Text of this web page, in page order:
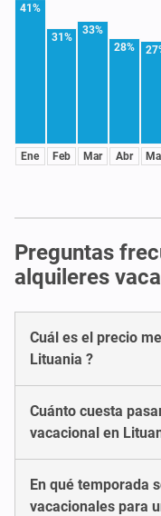
41%
Ene
31%
Feb
33%
Mar
28%
Abr
Preguntas
alquileres
Cuál es el precio
Lituania ?
Cuánto cuesta
vacacional en
En qué temporada
vacacionales para